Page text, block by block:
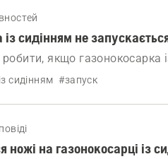
сидінням не
якщо газонокосарка
сидінням #запуск
ножі на газонокосарці із